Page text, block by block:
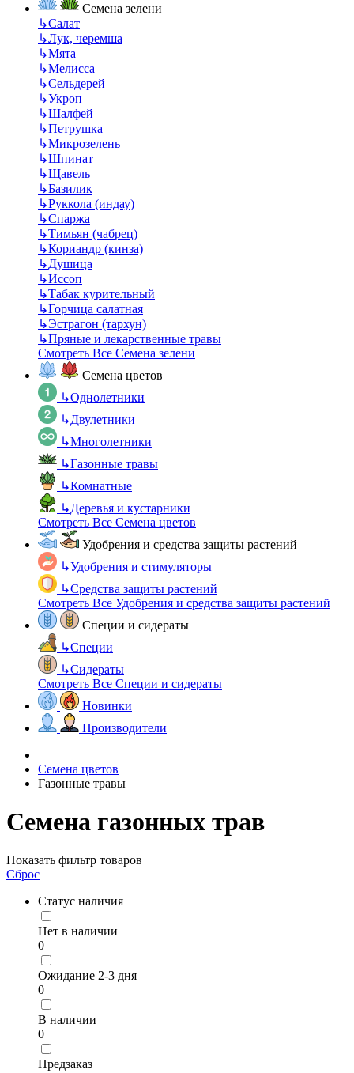
Семена зелени
↳Салат
↳Лук, черемша
↳Мята
↳Мелисса
↳Сельдерей
↳Укроп
↳Шалфей
↳Петрушка
↳Микрозелень
↳Шпинат
↳Щавель
↳Базилик
↳Руккола (индау)
↳Спаржа
↳Тимьян (чабрец)
↳Кориандр (кинза)
↳Душица
↳Иссоп
↳Табак курительный
↳Горчица салатная
↳Эстрагон (тархун)
↳Пряные и лекарственные травы
Смотреть Все Семена зелени
Семена цветов
↳Однолетники
↳Двулетники
↳Многолетники
↳Газонные травы
↳Комнатные
↳Деревья и кустарники
Смотреть Все Семена цветов
Удобрения и средства защиты растений
↳Удобрения и стимуляторы
↳Средства защиты растений
Смотреть Все Удобрения и средства защиты растений
Специи и сидераты
↳Специи
↳Сидераты
Смотреть Все Специи и сидераты
Новинки
Производители
Семена цветов
Газонные травы
Семена газонных трав
Показать фильтр товаров
Сброс
Статус наличия
Нет в наличии
0
Ожидание 2-3 дня
0
В наличии
0
Предзаказ